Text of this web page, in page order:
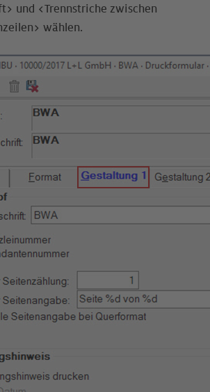
und <Trennstriche zwischen
wählen.